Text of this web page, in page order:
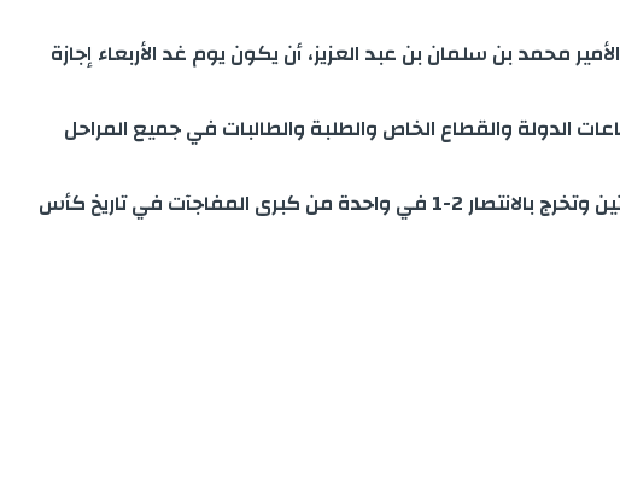
محمد بن سلمان بن عبد العزيز، أن يكون يوم غد الأربعاء إجازة
الدولة والقطاع الخاص والطلبة والطالبات في جميع المراحل
و للاشارة أن السعودية قدمت عرضاً مذهلاً في الشوط الثاني وسجلت هدفين متتاليين بعد الاستراحة، لتصعق الأرجنتين وتخرج بالانتصار 2-1 في واحدة من كبرى المفاجآت في تاريخ كأس